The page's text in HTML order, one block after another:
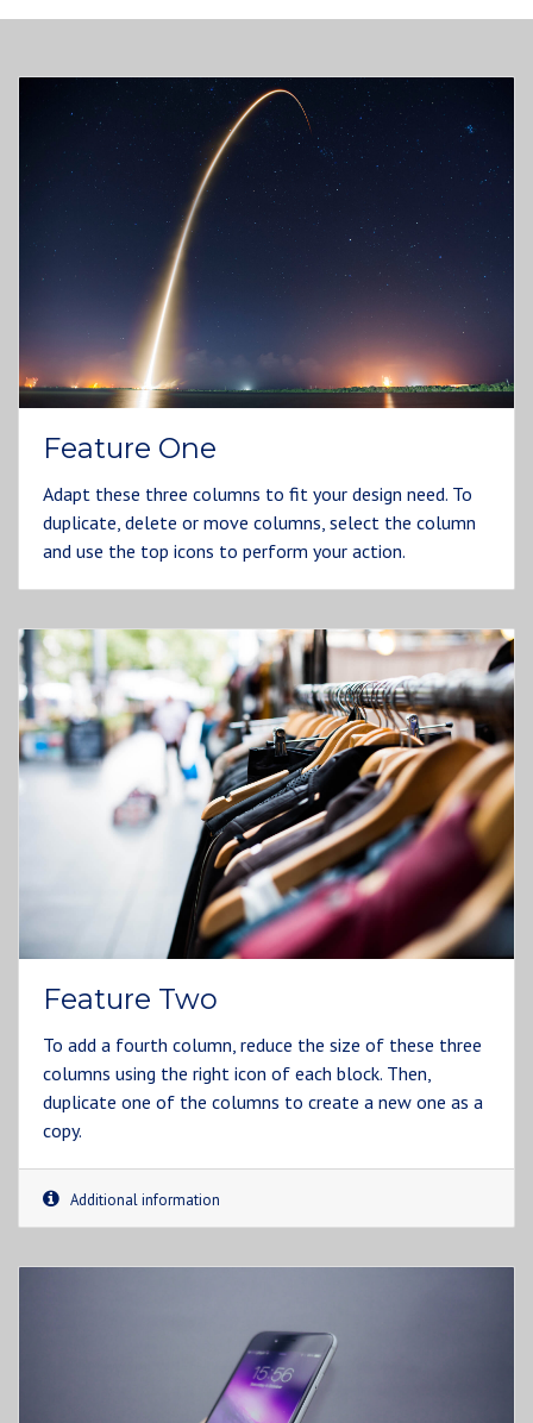
Feature One
Adapt these three columns to fit your design need. To
duplicate, delete or move columns, select the column
and use the top icons to perform your action.
Feature Two
To add a fourth column, reduce the size of these three
columns using the right icon of each block. Then,
duplicate one of the columns to create a new one as a
copy.
Additional information